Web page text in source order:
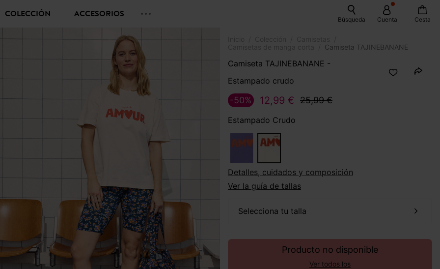
COLECCIÓN ACCESORIOS Búsqueda Cuenta Cesta
Camiseta TAJINEBANANE
Camiseta TAJINEBANANE -
Estampado crudo
12,99 € 25,99 €
-50%
Estampado Crudo
Detalles, cuidados y composición
Ver la guía de tallas
selecciona tu talla
Producto no disponible
Ver todos los